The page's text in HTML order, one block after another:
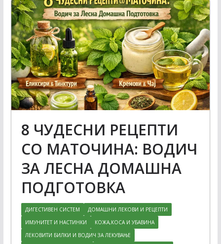
8 ЧУДЕСНИ РЕЦЕПТИ
СО МАТОЧИНА: ВОДИЧ
ЗА ЛЕСНА ДОМАШНА
ПОДГОТОВКА
ДИГЕСТИВЕН СИСТЕМ
ДОМАШНИ ЛЕКОВИ И РЕЦЕПТИ
ИМУНИТЕТ И НАСТИНКИ
КОЖА,КОСА И УБАВИНА
ЛЕКОВИТИ БИЛКИ И ВОДИЧ ЗА ЛЕКУВАЊЕ